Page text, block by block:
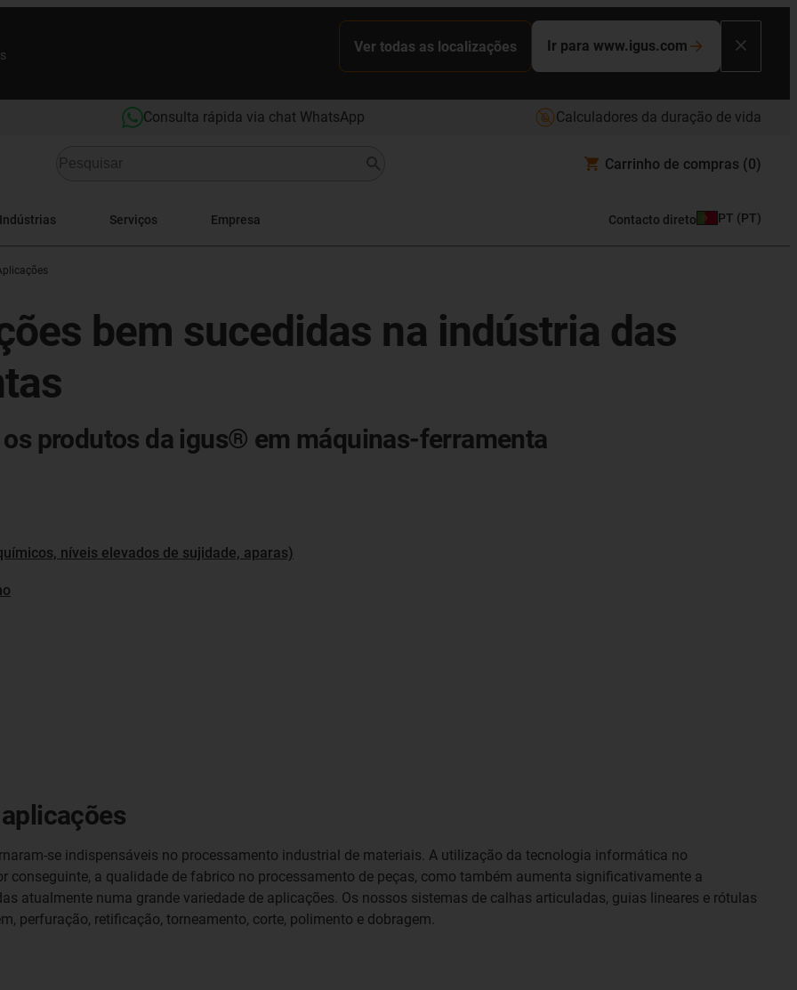
Ver todas as localizações Ir para www.igus.com
Consulta rápida via chat WhatsApp Calculadores da duração de vida
Carrinho de compras (0)
Indústrias Serviços Empresa Contacto direto PT (PT)
bem sucedidas na indústria das
produtos da igus® em máquinas-ferramenta
níveis elevados de sujidade, aparas)
se indispensáveis no processamento industrial de materiais. A utilização da tecnologia informática no
conseguinte, a qualidade de fabrico no processamento de peças, como também aumenta significativamente a
atualmente numa grande variedade de aplicações. Os nossos sistemas de calhas articuladas, guias lineares e rótulas
perfuração, retificação, torneamento, corte, polimento e dobragem.